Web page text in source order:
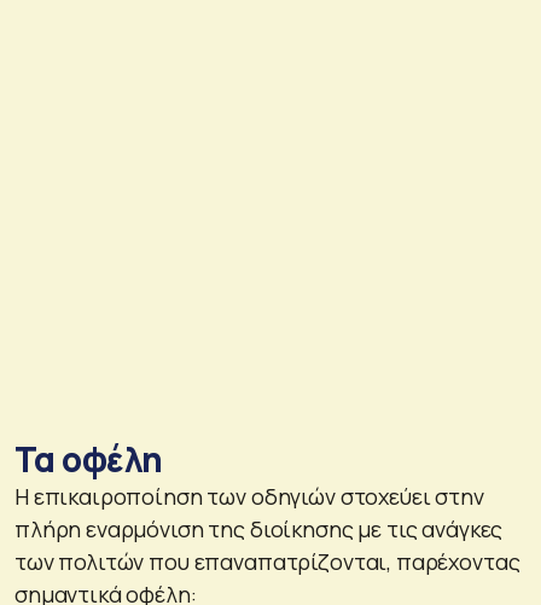
Τα οφέλη
Η επικαιροποίηση των οδηγιών στοχεύει στην
πλήρη εναρμόνιση της διοίκησης με τις ανάγκες
των πολιτών που επαναπατρίζονται, παρέχοντας
σημαντικά οφέλη: